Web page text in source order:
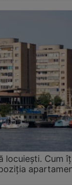
locuiești. Cum